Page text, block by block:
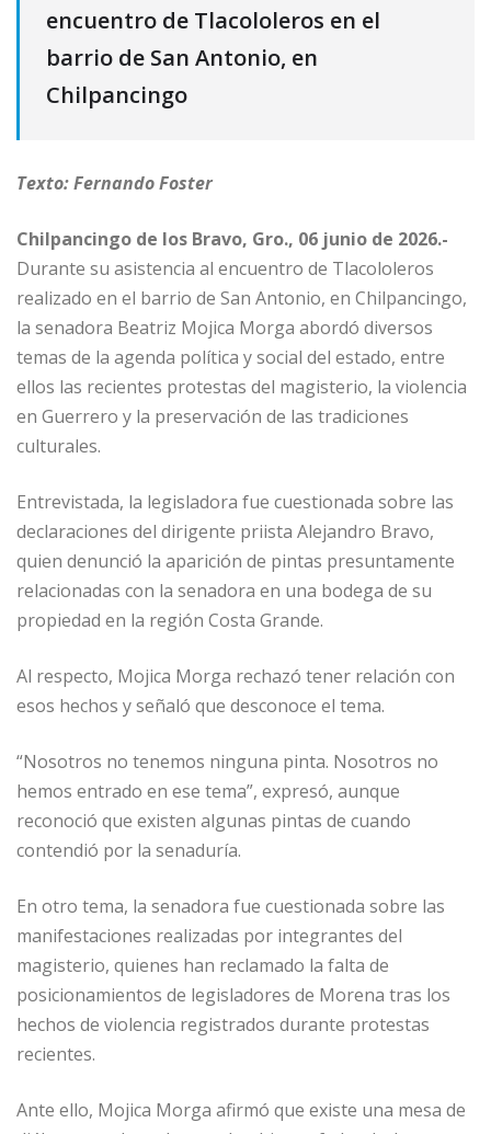
encuentro de Tlacololeros en el
barrio de San Antonio, en
Chilpancingo
Texto: Fernando Foster
Chilpancingo de los Bravo, Gro., 06 junio de 2026.-
Durante su asistencia al encuentro de Tlacololeros
realizado en el barrio de San Antonio, en Chilpancingo,
la senadora Beatriz Mojica Morga abordó diversos
temas de la agenda política y social del estado, entre
ellos las recientes protestas del magisterio, la violencia
en Guerrero y la preservación de las tradiciones
culturales.
Entrevistada, la legisladora fue cuestionada sobre las
declaraciones del dirigente priista Alejandro Bravo,
quien denunció la aparición de pintas presuntamente
relacionadas con la senadora en una bodega de su
propiedad en la región Costa Grande.
Al respecto, Mojica Morga rechazó tener relación con
esos hechos y señaló que desconoce el tema.
“Nosotros no tenemos ninguna pinta. Nosotros no
hemos entrado en ese tema”, expresó, aunque
reconoció que existen algunas pintas de cuando
contendió por la senaduría.
En otro tema, la senadora fue cuestionada sobre las
manifestaciones realizadas por integrantes del
magisterio, quienes han reclamado la falta de
posicionamientos de legisladores de Morena tras los
hechos de violencia registrados durante protestas
recientes.
Ante ello, Mojica Morga afirmó que existe una mesa de